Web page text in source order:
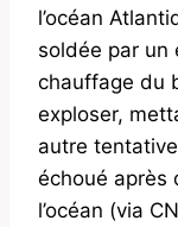
l’océan
soldée par un
chauffage du
exploser,
autre
échoué après
l’océan (via